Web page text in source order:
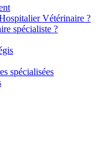
Vétérinaire ?
spécialiste ?
spécialisées